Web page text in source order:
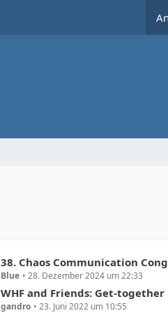
38. Chaos Communication
Blue 28. Dezember 2024 um 22:33
WHF and Friends: Get-
gandro 23. Juni 2022 um 10:55